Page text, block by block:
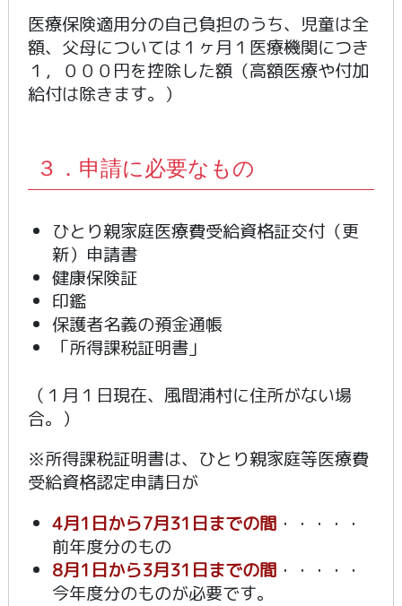
医療保険適用分の自己負担のうち、児童は全
額、父母については１ヶ月１医療機関につき
１，０００円を控除した額（高額医療や付加
給付は除きます。）
３．申請に必要なもの
ひとり親家庭医療費受給資格証交付（更
新）申請書
健康保険証
印鑑
保護者名義の預金通帳
「所得課税証明書」
（１月１日現在、風間浦村に住所がない場
合。）
※所得課税証明書は、ひとり親家庭等医療費
受給資格認定申請日が
4月1日から7月31日までの間・・・・・
前年度分のもの
8月1日から3月31日までの間・・・・・
今年度分のものが必要です。